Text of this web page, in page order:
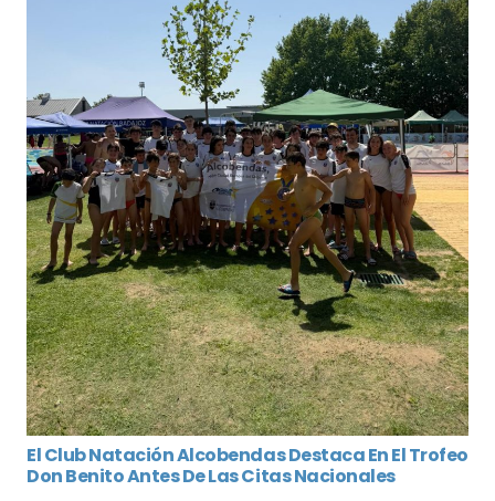
El Club Natación Alcobendas Destaca En El Trofeo
Don Benito Antes De Las Citas Nacionales